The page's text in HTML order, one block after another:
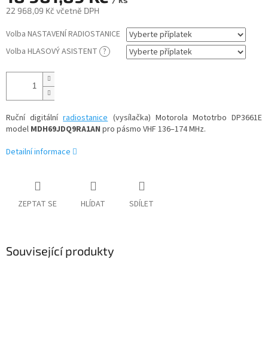
22 968,09 Kč včetně DPH
cena:
Volba NASTAVENÍ RADIOSTANICE
Volba HLASOVÝ ASISTENT ?
Ruční digitálníradiostanice(vysílačka) Motorola Mototrbo DP3661E
model MDH69JDQ9RA1AN pro pásmo VHF 136–174 MHz.
Detailní informace
ZEPTAT SE HLÍDAT SDÍLET
Související produkty